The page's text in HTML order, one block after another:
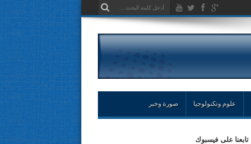
علوم وتكنولوجيا صورة وخبر
تابعنا على فيسبوك